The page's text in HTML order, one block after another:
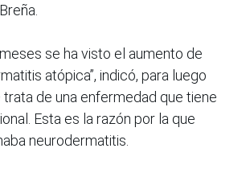
se ha visto el aumento de
atópica”, indicó, para luego
de una enfermedad que tiene
Esta es la razón por la que
neurodermatitis.